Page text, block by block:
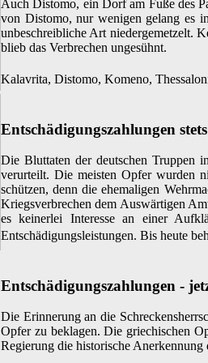
Auch Distomo, ein Dorf am Fuße des
von Distomo, nur wenigen gelang es
unbeschreibliche Art niedergemetzelt.
blieb das Verbrechen ungesühnt.
Kalavrita, Distomo, Komeno,
Entschädigungszahlungen
Die Bluttaten der deutschen Truppen
verurteilt. Die meisten Opfer wurden
schützen, denn die ehemaligen
Kriegsverbrechen dem Auswärtigen
es keinerlei Interesse an einer
Entschädigungsleistungen. Bis heute
Entschädigungszahlungen -
Die Erinnerung an die
Opfer zu beklagen. Die griechischen
Regierung die historische Anerkennung